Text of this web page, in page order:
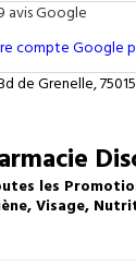
avis Google
compte Google
de Grenelle, 75015
les
Visage,